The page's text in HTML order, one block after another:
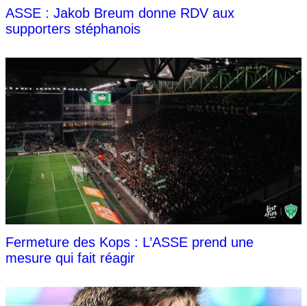
ASSE : Jakob Breum donne RDV aux
supporters stéphanois
Fermeture des Kops : L’ASSE prend une
mesure qui fait réagir